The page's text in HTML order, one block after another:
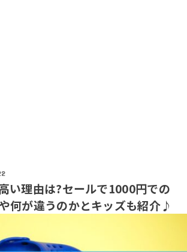
い理由は?セールで1000円での
何が違うのかとキッズも紹介♪